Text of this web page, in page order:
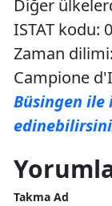
Diğer
ISTAT kodu:
Zaman
Campione
Büsingen
Takma Ad